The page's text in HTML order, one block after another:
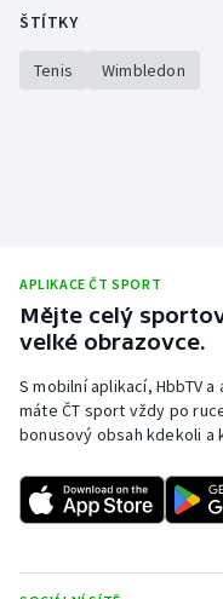
ŠTÍTKY
Tenis Wimbledon
APLIKACE ČT SPORT
Mějte celý
velké obrazovce.
S mobilní aplikací, HbbTV
máte ČT sport vždy po
bonusový obsah kdekoli a